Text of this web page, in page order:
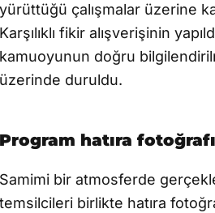
yürüttüğü çalışmalar üzerine
Karşılıklı fikir alışverişinin
kamuoyunun doğru
üzerinde duruldu.
Program hatıra
Samimi bir atmosferde
temsilcileri birlikte hatıra